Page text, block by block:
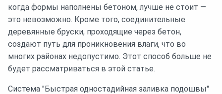
когда формы наполнены бетоном, лучше не стоит —
это невозможно. Кроме того, соединительные
деревянные бруски, проходящие через бетон,
создают путь для проникновения влаги, что во
многих районах недопустимо. Этот способ больше не
будет рассматриваться в этой статье.
Система "Быстрая одностадийная заливка подошвы"